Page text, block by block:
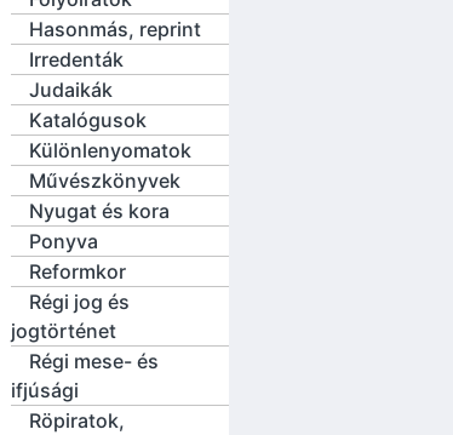
Hasonmás, reprint
Irredenták
Judaikák
Katalógusok
Különlenyomatok
Művészkönyvek
Nyugat és kora
Ponyva
Reformkor
Régi jog és
jogtörténet
Régi mese- és
ifjúsági
Röpiratok,